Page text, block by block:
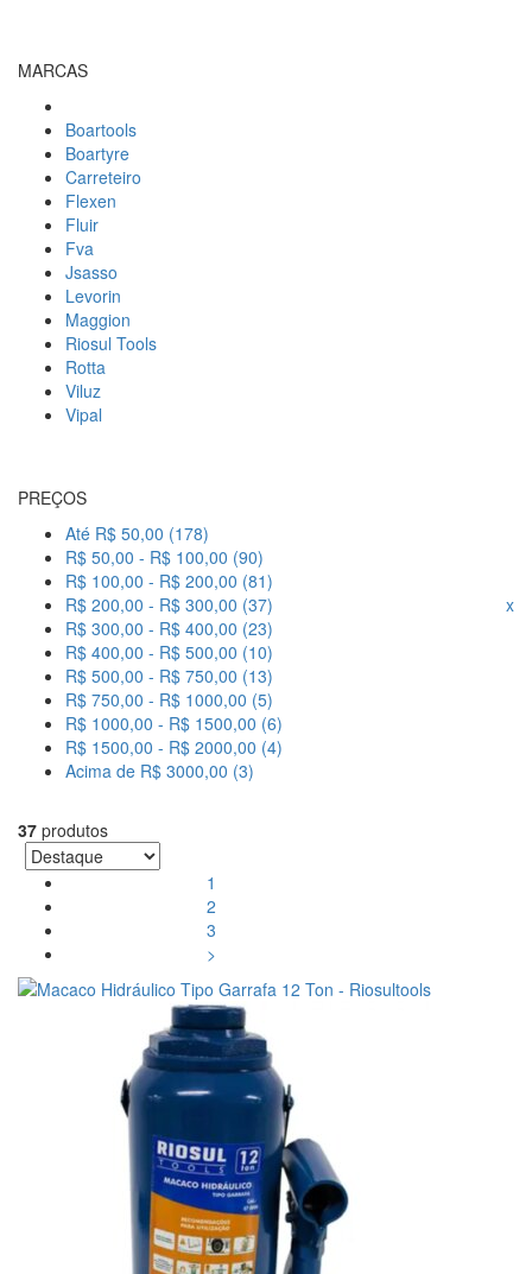
MARCAS
Boartools
Boartyre
Carreteiro
Flexen
Fluir
Fva
Jsasso
Levorin
Maggion
Riosul Tools
Rotta
Viluz
Vipal
PREÇOS
Até R$ 50,00 (178)
R$ 50,00 - R$ 100,00 (90)
R$ 100,00 - R$ 200,00 (81)
R$ 200,00 - R$ 300,00 (37)
x
R$ 300,00 - R$ 400,00 (23)
R$ 400,00 - R$ 500,00 (10)
R$ 500,00 - R$ 750,00 (13)
R$ 750,00 - R$ 1000,00 (5)
R$ 1000,00 - R$ 1500,00 (6)
R$ 1500,00 - R$ 2000,00 (4)
Acima de R$ 3000,00 (3)
37 produtos
1
2
3
>